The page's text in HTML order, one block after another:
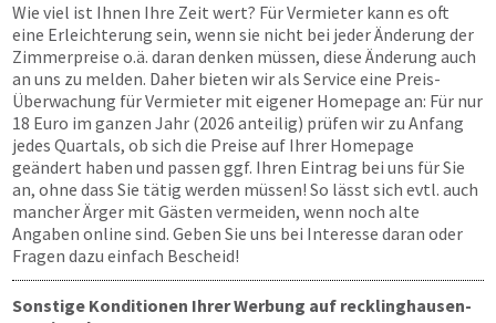
Wie viel ist Ihnen Ihre Zeit wert? Für Vermieter kann es oft
eine Erleichterung sein, wenn sie nicht bei jeder Änderung der
Zimmerpreise o.ä. daran denken müssen, diese Änderung auch
an uns zu melden. Daher bieten wir als Service eine Preis-
Überwachung für Vermieter mit eigener Homepage an: Für nur
18 Euro im ganzen Jahr (2026 anteilig) prüfen wir zu Anfang
jedes Quartals, ob sich die Preise auf Ihrer Homepage
geändert haben und passen ggf. Ihren Eintrag bei uns für Sie
an, ohne dass Sie tätig werden müssen! So lässt sich evtl. auch
mancher Ärger mit Gästen vermeiden, wenn noch alte
Angaben online sind. Geben Sie uns bei Interesse daran oder
Fragen dazu einfach Bescheid!
Sonstige Konditionen Ihrer Werbung auf recklinghausen-